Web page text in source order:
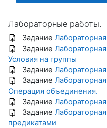
Лабораторные работы.
Задание
Задание
Условия на группы
Задание
Задание
Операция объединения.
Задание
Задание
предикатами